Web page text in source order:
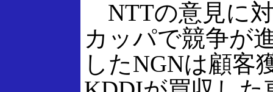
NTTの意見に
カッパで競争が
したNGNは顧客